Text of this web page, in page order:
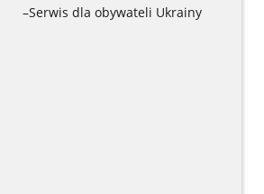
–Serwis dla obywateli Ukrainy